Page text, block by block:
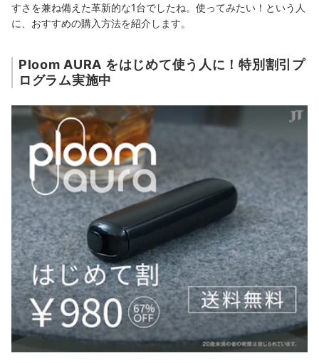
すさを兼ね備えた革新的な1台でしたね。使ってみたい！という人
に、おすすめの購入方法を紹介します。
Ploom AURA をはじめて使う人に！特別割引プ
ログラム実施中